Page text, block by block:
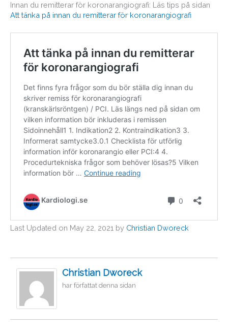
Innan du remitterar för koronarangiografi: Läs tips på sidan
Att tänka på innan du remitterar för koronarangiografi
Last Updated on May 22, 2021 by Christian Dworeck
Christian Dworeck
har författat denna sidan